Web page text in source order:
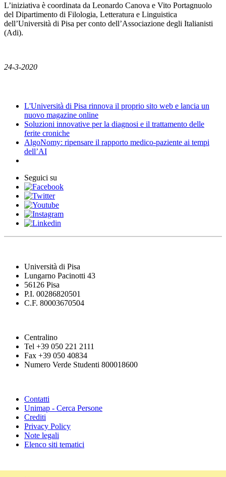
L’iniziativa è coordinata da Leonardo Canova e Vito Portagnuolo
del Dipartimento di Filologia, Letteratura e Linguistica
dell’Università di Pisa per conto dell’Associazione degli Italianisti
(Adi).
24-3-2020
L'Università di Pisa rinnova il proprio sito web e lancia un
nuovo magazine online
Soluzioni innovative per la diagnosi e il trattamento delle
ferite croniche
AlgoNomy: ripensare il rapporto medico-paziente ai tempi
dell’AI
Seguici su
Università di Pisa
Lungarno Pacinotti 43
56126 Pisa
P.I. 00286820501
C.F. 80003670504
Centralino
Tel +39 050 221 2111
Fax +39 050 40834
Numero Verde Studenti 800018600
Contatti
Unimap - Cerca Persone
Crediti
Privacy Policy
Note legali
Elenco siti tematici